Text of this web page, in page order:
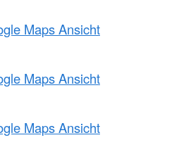
Maps Ansicht
Maps Ansicht
Maps Ansicht